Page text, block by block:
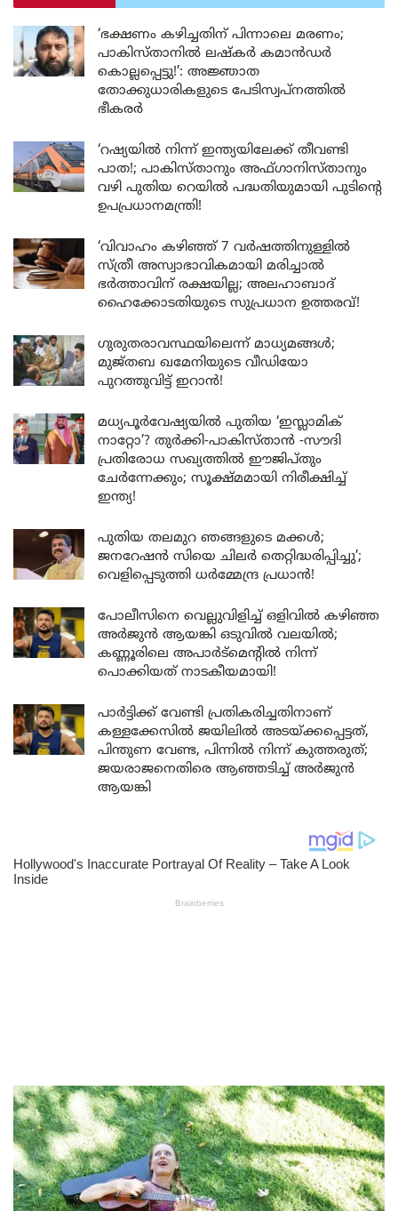
‘ഭക്ഷണം കഴിച്ചതിന് പിന്നാലെ മരണം;
പാകിസ്താനിൽ ലഷ്കർ കമാൻഡർ
കൊല്ലപ്പെട്ടു!’: അജ്ഞാത
തോക്കുധാരികളുടെ പേടിസ്വപ്നത്തിൽ
ഭീകരർ
‘റഷ്യയിൽ നിന്ന് ഇന്ത്യയിലേക്ക് തീവണ്ടി
പാത!; പാകിസ്താനും അഫ്ഗാനിസ്താനും
വഴി പുതിയ റെയിൽ പദ്ധതിയുമായി പുടിന്റെ
ഉപപ്രധാനമന്ത്രി!
‘വിവാഹം കഴിഞ്ഞ് 7 വർഷത്തിനുള്ളിൽ
സ്ത്രീ അസ്വാഭാവികമായി മരിച്ചാൽ
ഭർത്താവിന് രക്ഷയില്ല; അലഹാബാദ്
ഹൈക്കോടതിയുടെ സുപ്രധാന ഉത്തരവ്!
ഗുരുതരാവസ്ഥയിലെന്ന് മാധ്യമങ്ങൾ;
മുജ്തബ ഖമേനിയുടെ വീഡിയോ
പുറത്തുവിട്ട് ഇറാൻ!
മധ്യപൂർവേഷ്യയിൽ പുതിയ ‘ഇസ്ലാമിക്
നാറ്റോ’? തുർക്കി-പാകിസ്താൻ -സൗദി
പ്രതിരോധ സഖ്യത്തിൽ ഈജിപ്തും
ചേർന്നേക്കും; സൂക്ഷ്മമായി നിരീക്ഷിച്ച്
ഇന്ത്യ!
പുതിയ തലമുറ ഞങ്ങളുടെ മക്കൾ;
ജനറേഷൻ സിയെ ചിലർ തെറ്റിദ്ധരിപ്പിച്ചു’;
വെളിപ്പെടുത്തി ധർമ്മേന്ദ്ര പ്രധാൻ!
പോലീസിനെ വെല്ലുവിളിച്ച് ഒളിവിൽ കഴിഞ്ഞ
അർജുൻ ആയങ്കി ഒടുവിൽ വലയിൽ;
കണ്ണൂരിലെ അപാർട്മെന്റിൽ നിന്ന്
പൊക്കിയത് നാടകീയമായി!
പാർട്ടിക്ക് വേണ്ടി പ്രതികരിച്ചതിനാണ്
കള്ളക്കേസിൽ ജയിലിൽ അടയ്ക്കപ്പെട്ടത്,
പിന്തുണ വേണ്ട, പിന്നിൽ നിന്ന് കുത്തരുത്;
ജയരാജനെതിരെ ആഞ്ഞടിച്ച് അർജുൻ
ആയങ്കി